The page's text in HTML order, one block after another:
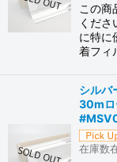
この商
くだ
に特に
着フィ
シルバ
30mロ
在庫数